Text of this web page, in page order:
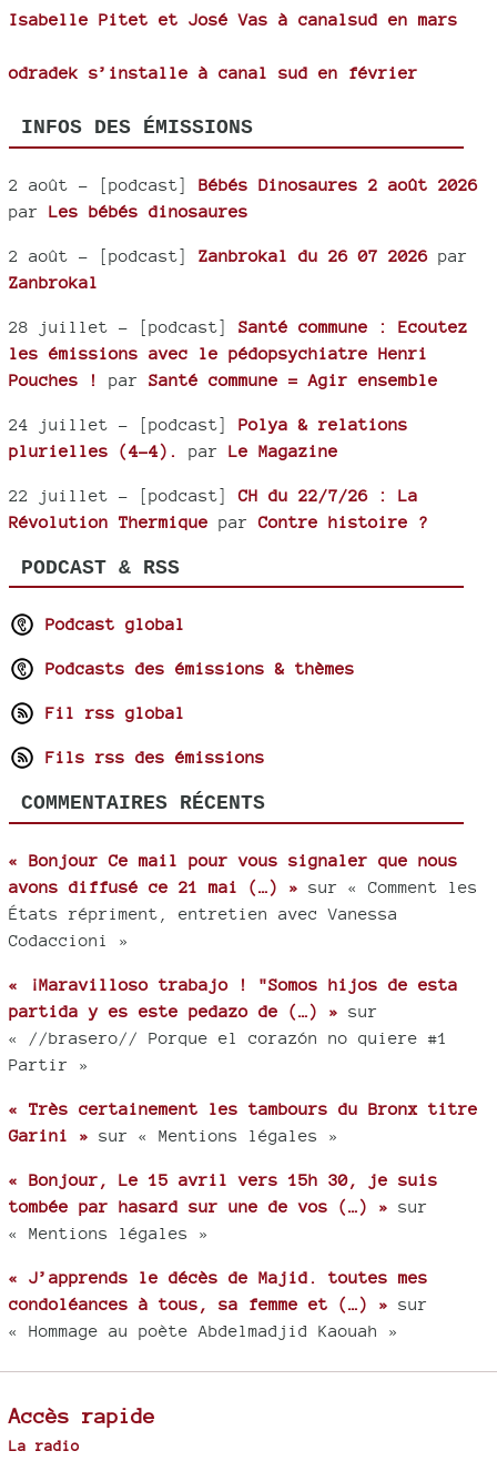
Isabelle Pitet et José Vas à canalsud en mars
odradek s’installe à canal sud en février
INFOS DES ÉMISSIONS
2 août - [podcast] Bébés Dinosaures 2 août 2026
par Les bébés dinosaures
2 août - [podcast] Zanbrokal du 26 07 2026 par
Zanbrokal
28 juillet - [podcast] Santé commune : Ecoutez
les émissions avec le pédopsychiatre Henri
Pouches !
par Santé commune = Agir ensemble
24 juillet - [podcast] Polya & relations
plurielles (4-4).
par Le Magazine
22 juillet - [podcast]CH du 22/7/26 : La
Révolution Thermique parContre histoire ?
PODCAST & RSS
Podcast global
Podcasts des émissions & thèmes
Fil rss global
Fils rss des émissions
COMMENTAIRES RÉCENTS
« Bonjour Ce mail pour vous signaler que nous
avons diffusé ce 21 mai (…) » sur « Comment les
États répriment, entretien avec Vanessa
Codaccioni »
« ¡Maravilloso trabajo ! "Somos hijos de esta
partida y es este pedazo de (…) » sur
« //brasero// Porque el corazón no quiere #1
Partir »
« Très certainement les tambours du Bronx titre
Garini » sur « Mentions légales »
« Bonjour, Le 15 avril vers 15h 30, je suis
tombée par hasard sur une de vos (…) » sur
« Mentions légales »
« J’apprends le décès de Majid. toutes mes
condoléances à tous, sa femme et (…) » sur
« Hommage au poète Abdelmadjid Kaouah »
Accès rapide
La radio